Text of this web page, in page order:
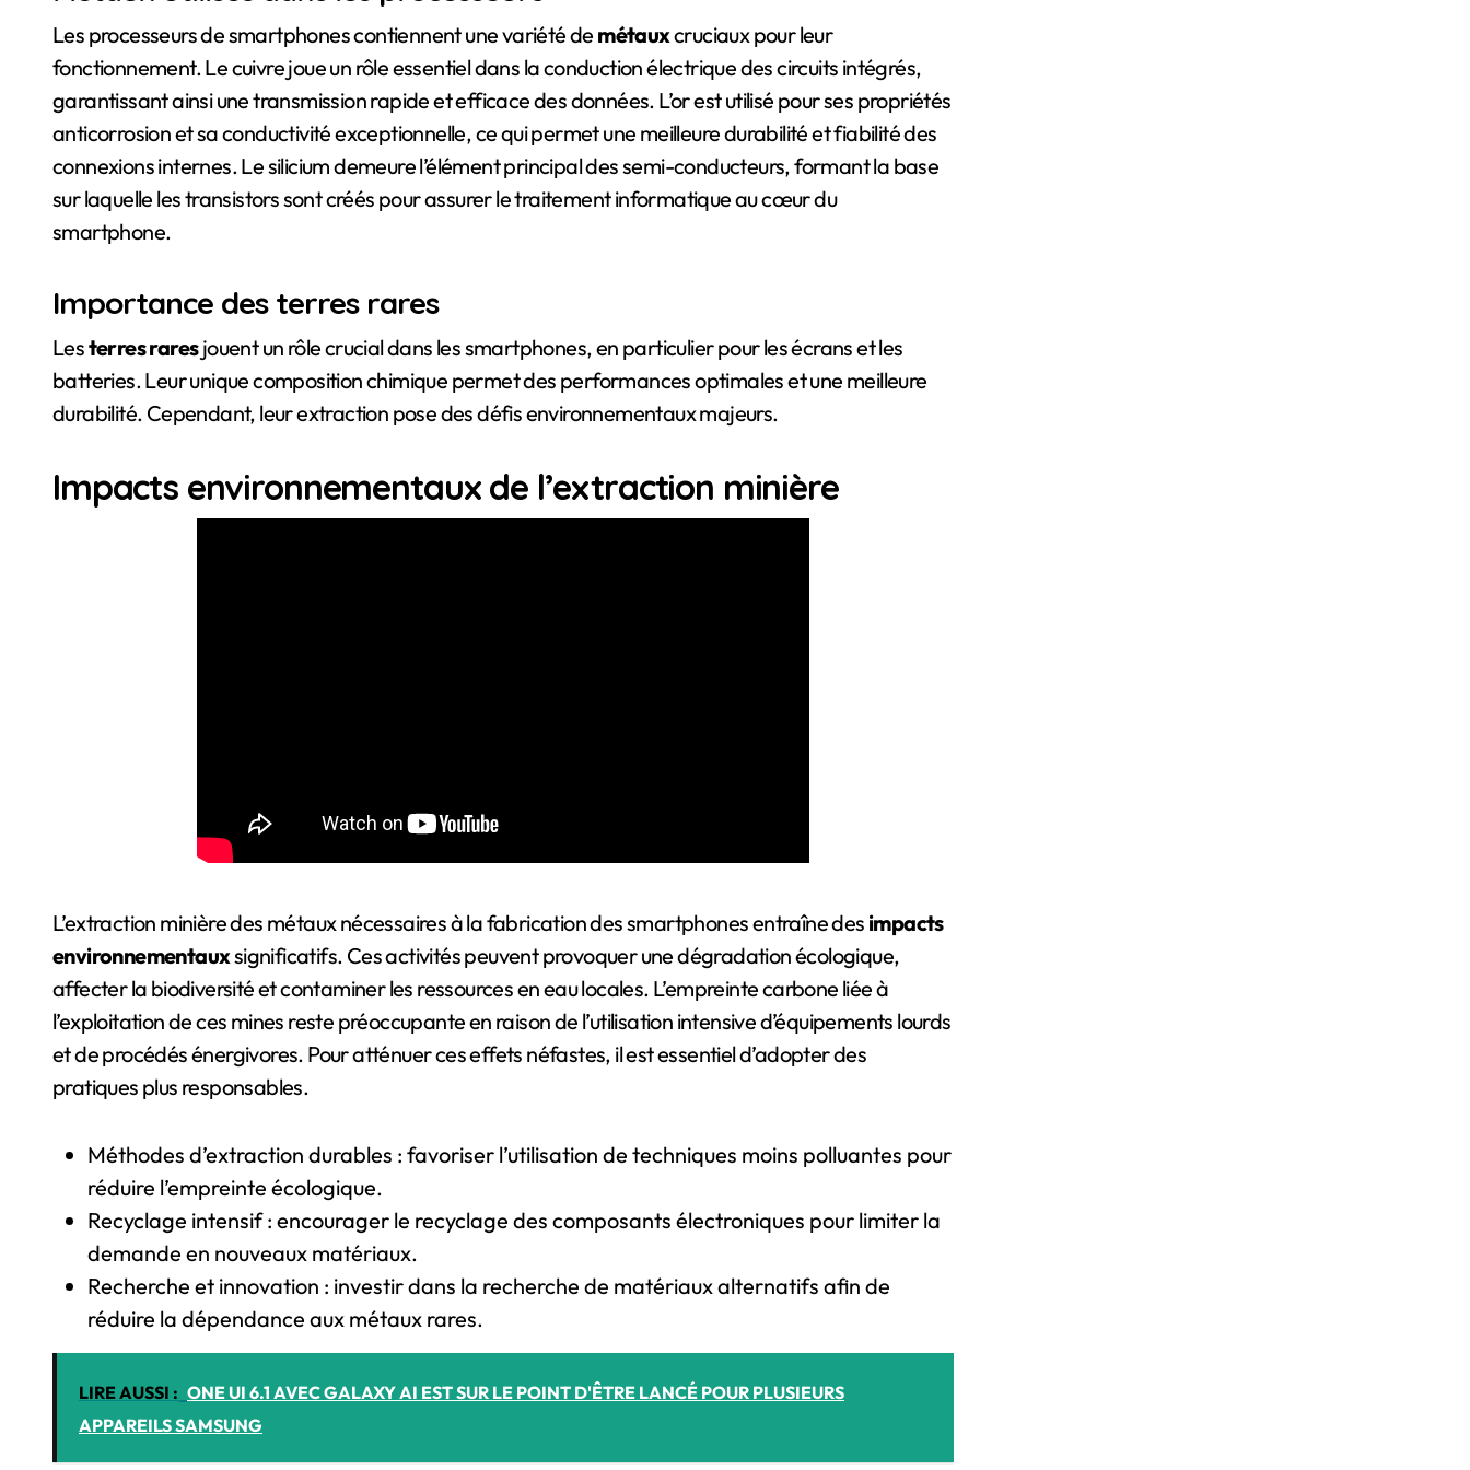
Les processeurs de smartphones contiennent une variété de métauxcruciaux pour leur
fonctionnement. Le cuivre joue un rôle essentiel dans la conduction électrique des circuits intégrés,
garantissant ainsi une transmission rapide et efficace des données. L’or est utilisé pour ses propriétés
anticorrosion et sa conductivité exceptionnelle, ce qui permet une meilleure durabilité et fiabilité des
connexions internes. Le silicium demeure l’élément principal des semi-conducteurs, formant la base
sur laquelle les transistors sont créés pour assurer le traitement informatique au cœur du
smartphone.
Importance des terres rares
Lesterres raresjouent un rôle crucial dans les smartphones, en particulier pour les écrans et les
batteries. Leur unique composition chimique permet des performances optimales et une meilleure
durabilité. Cependant, leur extraction pose des défis environnementaux majeurs.
Impacts environnementaux de l’extraction minière
L’extraction minière des métaux nécessaires à la fabrication des smartphones entraîne des impacts
environnementauxsignificatifs. Ces activités peuvent provoquer une dégradation écologique,
affecter la biodiversité et contaminer les ressources en eau locales. L’empreinte carbone liée à
l’exploitation de ces mines reste préoccupante en raison de l’utilisation intensive d’équipements lourds
et de procédés énergivores. Pour atténuer ces effets néfastes, il est essentiel d’adopter des
pratiques plus responsables.
Méthodes d’extraction durables : favoriser l’utilisation de techniques moins polluantes pour
réduire l’empreinte écologique.
Recyclage intensif : encourager le recyclage des composants électroniques pour limiter la
demande en nouveaux matériaux.
Recherche et innovation : investir dans la recherche de matériaux alternatifs afin de
réduire la dépendance aux métaux rares.
LIRE AUSSI : ONE UI 6.1 AVEC GALAXY AI EST SUR LE POINT D'ÊTRE LANCÉ POUR PLUSIEURS
APPAREILS SAMSUNG